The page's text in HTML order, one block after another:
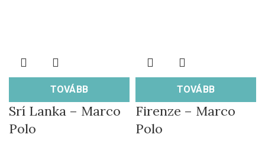
TOVÁBB
Srí Lanka – Marco
Polo
TOVÁBB
Firenze – Marco
Polo